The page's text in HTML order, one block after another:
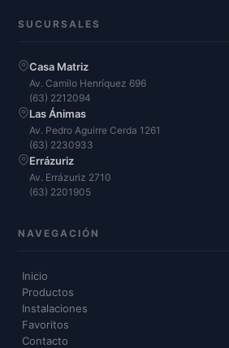
SUCURSALES
Casa Matriz
Av. Camilo Henríquez 696
(63) 2212094
Las Ánimas
Av. Pedro Aguirre Cerda 1261
(63) 2230933
Errázuriz
Av. Errázuriz 2710
(63) 2201905
NAVEGACIÓN
Inicio
Productos
Instalaciones
Favoritos
Contacto